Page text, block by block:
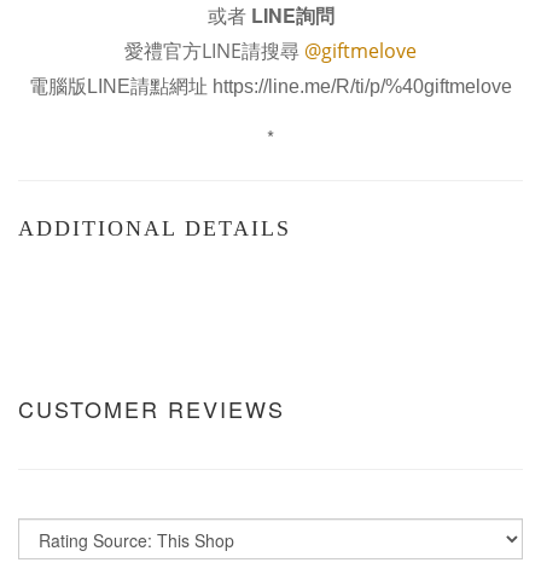
或者 LINE詢問
愛禮官方LINE請搜尋 @giftmelove
電腦版LINE請點網址 https://line.me/R/ti/p/%40giftmelove
*
ADDITIONAL DETAILS
CUSTOMER REVIEWS